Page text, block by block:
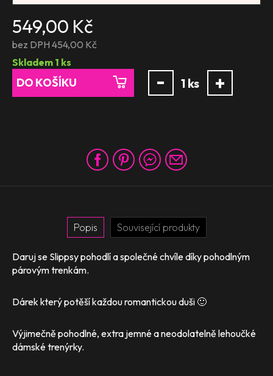
549,00 Kč
bez DPH 454,00 Kč
Skladem 1 ks
DO KOŠÍKU - 1 ks +
Popis Související produkty
Daruj se Slippsy pohodlí a společné chvíle díky pohodlným
párovým trenkám.
Dárek který potěší každou romantickou duši 🙂
Výjimečně pohodlné, extra jemné a neodolatelně lehoučké
dámské trenýrky.